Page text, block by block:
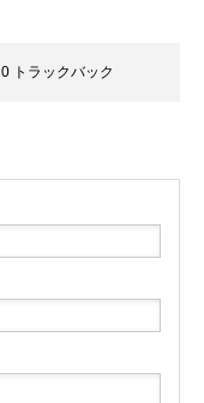
0 トラックバック